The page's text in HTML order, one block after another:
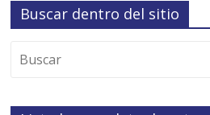
Buscar dentro del sitio